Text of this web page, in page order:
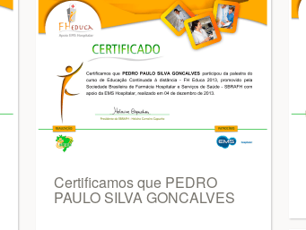
Certificamos que PEDRO
PAULO SILVA GONCALVES